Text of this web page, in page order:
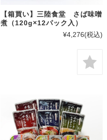
【箱買い】三陸食堂 さば味噌
煮（120g×12パック入）
¥4,276(税込)